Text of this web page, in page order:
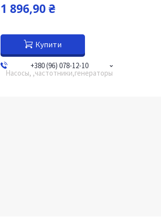
1 896,90 ₴
Купити
+380 (96) 078-12-10
Насосы, ,частотники,генераторы